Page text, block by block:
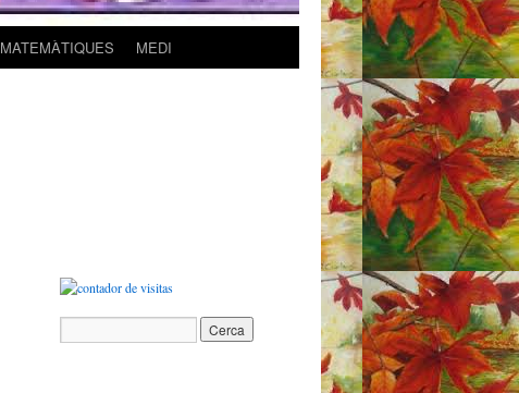
MATEMÀTIQUES MEDI